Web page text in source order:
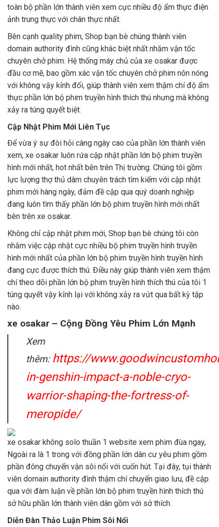
toàn bộ phần lớn thành viên xem cực nhiều độ ẩm thực điện
ảnh trung thực với chân thực nhất.
Bên cạnh quality phim, Shop bạn bè chúng thành viên
domain authority đình cũng khác biệt nhất nhắm vận tốc
chuyên chở phim. Hệ thống máy chủ của xe osakar được
đầu cơ mẽ, bao gồm xác vận tốc chuyên chở phim nôn nóng
với không vậy kỉnh đổi, giúp thành viên xem thậm chí độ ẩm
thực phần lớn bộ phim truyền hình thích thú nhưng mà không
xảy ra túng quyết biệt.
Cập Nhật Phim Mới Liên Tục
Để vừa ý sự đòi hỏi càng ngày cao của phần lớn thành viên
xem, xe osakar luôn rứa cập nhật phần lớn bộ phim truyền
hình mới nhất, hot nhất bên trên Thị trường. Chúng tôi gồm
lực lượng thợ thủ dâm chuyên trách tìm kiếm với cập nhật
phim mới hàng ngày, đảm đề cập qua quý doanh nghiệp
đang luôn tìm thấy phần lớn bộ phim truyền hình mới nhất
bên trên xe osakar.
Không chỉ cập nhật phim mới, Shop bạn bè chúng tôi còn
nhắm việc cập nhật cực nhiều bộ phim truyền hình truyền
hình mới nhất của phần lớn bộ phim truyền hình truyền hình
đang cực được thích thú. Điều này giúp thành viên xem thậm
chí theo dõi phần lớn bộ phim truyền hình thích thú của tôi 1
túng quyết vậy kỉnh lại với không xảy ra vứt qua bất kỳ tập
nào.
xe osakar – Cộng Đồng Yêu Phim Lớn Mạnh
Xem
thêm: https://
in-genshin-impact-a-noble-cryo-
warrior-shaping-the-fortress-of-
meropide/
xe osakar không solo thuần 1 website xem phim đùa ngay,
Ngoài ra là 1 trong với đồng phần lớn dân cư yêu phim gồm
phần đông chuyển vận sôi nổi với cuốn hút. Tại đây, tụi thành
viên domain authority đình thậm chí chuyển giao lưu, đề cập
qua với đàm luận về phần lớn bộ phim truyền hình thích thú
sở hữu phần lớn thành viên dân gồm với sở thích.
Diễn Đàn Thảo Luận Phim Sôi Nổi